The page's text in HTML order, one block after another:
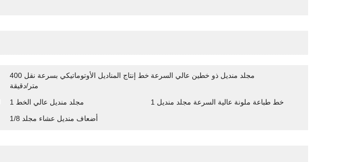
خط إنتاج المناديل الأوتوماتيكي بسرعة نقل 400
متر/دقيقة
مجلد منديل ذو خطين عالي السرعة
1 مجلد منديل عالي الخط
1 خط طباعة ملونة عالية السرعة مجلد منديل
1/8 أضعاف منديل عشاء مجلد